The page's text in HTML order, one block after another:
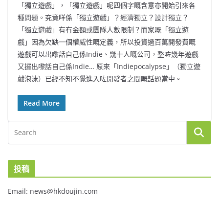
「獨立遊戲」，「獨立遊戲」呢四個字嘅含意亦開始引來各
種問題。究竟咩係「獨立遊戲」？經濟獨立？設計獨立？
「獨立遊戲」有冇金額或團隊人數限制？而家嘅「獨立遊
戲」因為欠缺一個權威性嘅定義，所以投資過百萬開發費嘅
遊戲可以出嚟話自己係Indie、幾十人嘅公司，整咗幾年遊戲
又攞出嚟話自己係Indie… 原來「Indiepocalypse」（獨立遊
戲泡沫）已經不知不覺進入咗開發者之間嘅話題當中。
Read More
投稿
Email: news@hkdoujin.com